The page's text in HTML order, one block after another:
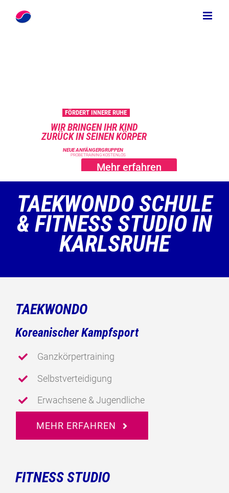
Zum
Inhalt
WIR BRINGEN IHR KIND
NEUE ANFÄNGERGRUPPEN
PROBETRAINING KOSTENLOS
Mehr erfahren
ZURÜCK IN SEINEN KÖRPER
FÖRDERT INNERE RUHE
TAEKWONDO SCHULE
& FITNESS STUDIO IN
KARLSRUHE
TAEKWONDO
Koreanischer Kampfsport
Ganzkörpertraining
Selbstverteidigung
Erwachsene & Jugendliche
MEHR ERFAHREN
FITNESS STUDIO